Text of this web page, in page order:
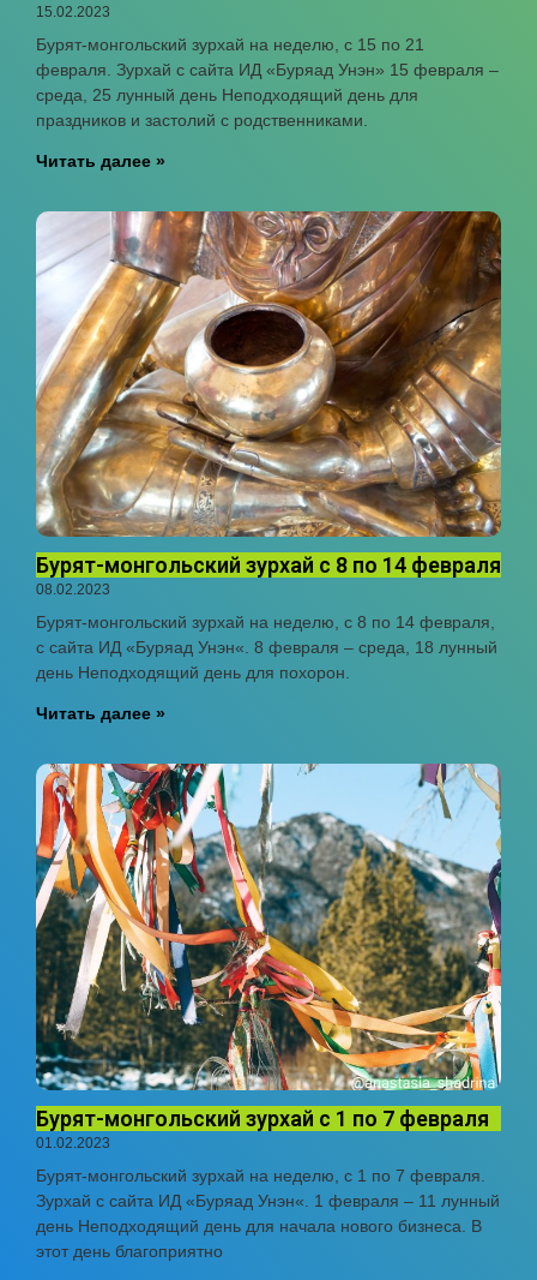
15.02.2023
Бурят-монгольский зурхай на неделю, с 15 по 21
февраля. Зурхай с сайта ИД «Буряад Унэн» 15 февраля –
среда, 25 лунный день Неподходящий день для
праздников и застолий с родственниками.
Читать далее »
Бурят-монгольский зурхай с 8 по 14 февраля
08.02.2023
Бурят-монгольский зурхай на неделю, с 8 по 14 февраля,
с сайта ИД «Буряад Унэн«. 8 февраля – среда, 18 лунный
день Неподходящий день для похорон.
Читать далее »
Бурят-монгольский зурхай с 1 по 7 февраля
01.02.2023
Бурят-монгольский зурхай на неделю, с 1 по 7 февраля.
Зурхай с сайта ИД «Буряад Унэн«. 1 февраля – 11 лунный
день Неподходящий день для начала нового бизнеса. В
этот день благоприятно